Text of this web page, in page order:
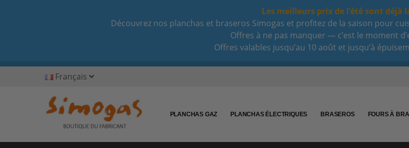
Les meilleurs prix de l’été sont déjà
Découvrez nos planchas et braseros Simogas et profitez de la saison pour
Offres à ne pas manquer — c’est le moment
Offres valables jusqu’au 10 août et jusqu’à
Français
PLANCHAS GAZ PLANCHAS ÉLECTRIQUES BRASEROS FOURS À